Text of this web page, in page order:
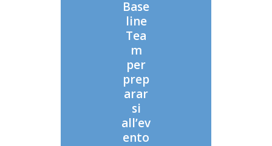
Base
line
Tea
m
per
prep
arar
si
all’ev
ento